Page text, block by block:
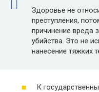
Здоровье не
преступления,
причинение вреда
убийства. Это не
нанесение тяжких
К